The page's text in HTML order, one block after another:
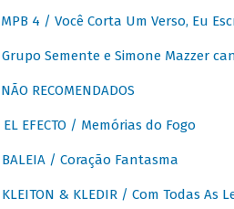
MPB 4 / Você Corta Um Verso, Eu
Grupo Semente e Simone Mazzer
NÃO RECOMENDADOS
EL EFECTO / Memórias do Fogo
BALEIA / Coração Fantasma
KLEITON & KLEDIR / Com Todas As